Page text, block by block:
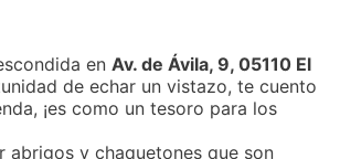
en Av. de Ávila, 9, 05110 El
de echar un vistazo, te cuento
¡es como un tesoro para los
abrigos y chaquetones que son